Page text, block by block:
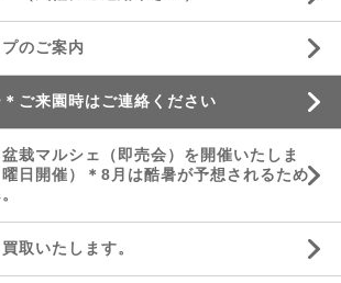
プのご案内
ご来園時はご連絡ください
栽マルシェ（即売会）を開催いたしま
日開催）＊8月は酷暑が予想されるため
取いたします。